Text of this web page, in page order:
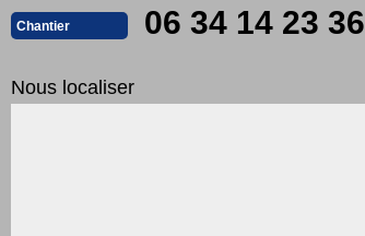
Chantier 06 34 14 23 36
Nous localiser